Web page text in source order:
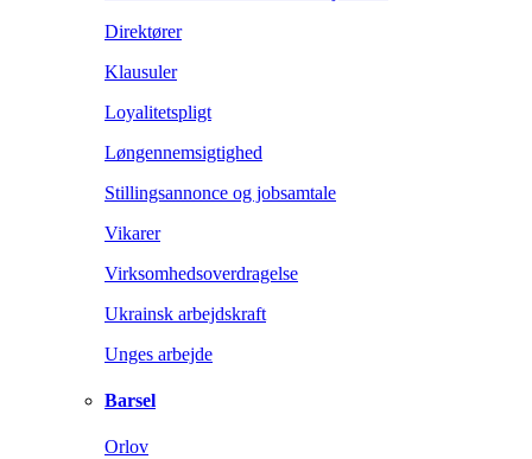
Direktører
Klausuler
Loyalitetspligt
Løngennemsigtighed
Stillingsannonce og jobsamtale
Vikarer
Virksomhedsoverdragelse
Ukrainsk arbejdskraft
Unges arbejde
Barsel
Orlov